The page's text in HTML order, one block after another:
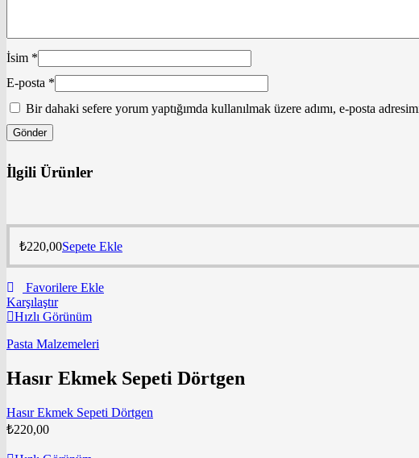
İsim *
E-posta *
Bir dahaki sefere yorum yaptığımda kullanılmak üzere adımı, e-posta
İlgili Ürünler
₺220,00Sepete Ekle
Favorilere Ekle
Karşılaştır
Hızlı Görünüm
Pasta Malzemeleri
Hasır Ekmek Sepeti Dörtgen
Hasır Ekmek Sepeti Dörtgen
₺220,00